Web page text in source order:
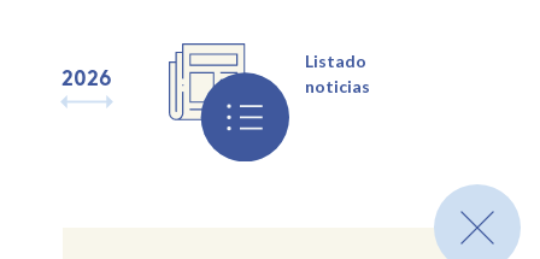
2026 2024 2023 2022 2021
Listado
noticias